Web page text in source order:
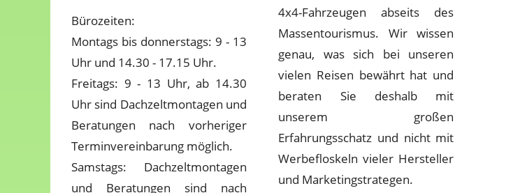
Bürozeiten:
Montags bis donnerstags: 9 - 13
Uhr und 14.30 - 17.15 Uhr.
Freitags: 9 - 13 Uhr, ab 14.30
Uhr sind Dachzeltmontagen und
Beratungen nach vorheriger
Terminvereinbarung möglich.
Samstags: Dachzeltmontagen
und Beratungen sind nach
4x4-Fahrzeugen abseits des
Massentourismus. Wir wissen
genau, was sich bei unseren
vielen Reisen bewährt hat und
beraten Sie deshalb mit
unserem großen
Erfahrungsschatz und nicht mit
Werbefloskeln vieler Hersteller
und Marketingstrategen.